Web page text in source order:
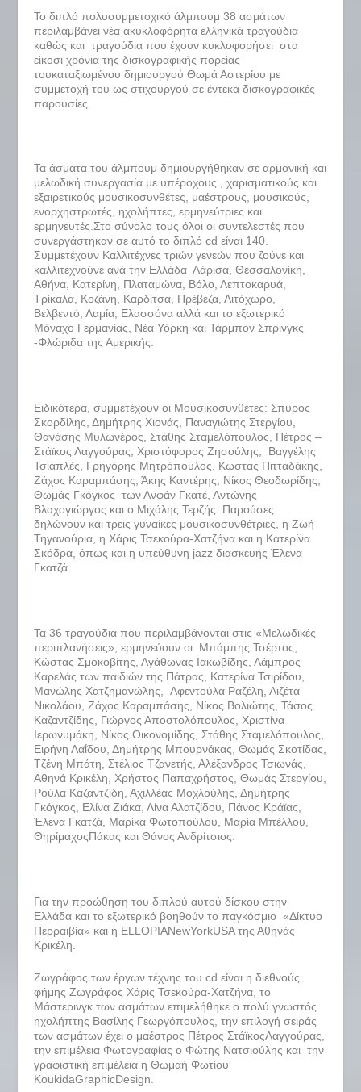
Το διπλό πολυσυμμετοχικό άλμπουμ 38 ασμάτων
περιλαμβάνει νέα ακυκλοφόρητα ελληνικά τραγούδια
καθώς και τραγούδια που έχουν κυκλοφορήσει στα
είκοσι χρόνια της δισκογραφικής πορείας
τουκαταξιωμένου δημιουργού Θωμά Αστερίου με
συμμετοχή του ως στιχουργού σε έντεκα δισκογραφικές
παρουσίες.
Τα άσματα του άλμπουμ δημιουργήθηκαν σε αρμονική και
μελωδική συνεργασία με υπέροχους , χαρισματικούς και
εξαιρετικούς μουσικοσυνθέτες, μαέστρους, μουσικούς,
ενορχηστρωτές, ηχολήπτες, ερμηνεύτριες και
ερμηνευτές.Στο σύνολο τους όλοι οι συντελεστές που
συνεργάστηκαν σε αυτό το διπλό cd είναι 140.
Συμμετέχουν Καλλιτέχνες τριών γενεών που ζούνε και
καλλιτεχνούνε ανά την Ελλάδα Λάρισα, Θεσσαλονίκη,
Αθήνα, Κατερίνη, Πλαταμώνα, Βόλο, Λεπτοκαρυά,
Τρίκαλα, Κοζάνη, Καρδίτσα, Πρέβεζα, Λιτόχωρο,
Βελβεντό, Λαμία, Ελασσόνα αλλά και το εξωτερικό
Μόναχο Γερμανίας, Νέα Υόρκη και Τάρμπον Σπρίνγκς
-Φλώριδα της Αμερικής.
Ειδικότερα, συμμετέχουν οι Μουσικοσυνθέτες: Σπύρος
Σκορδίλης, Δημήτρης Χιονάς, Παναγιώτης Στεργίου,
Θανάσης Μυλωνέρος, Στάθης Σταμελόπουλος, Πέτρος –
Στάϊκος Λαγγούρας, Χριστόφορος Ζησούλης, Βαγγέλης
Τσιαπλές, Γρηγόρης Μητρόπουλος, Κώστας Πιτταδάκης,
Ζάχος Καραμπάσης, Άκης Καντέρης, Νίκος Θεοδωρίδης,
Θωμάς Γκόγκος των Ανφάν Γκατέ, Αντώνης
Βλαχογιώργος και ο Μιχάλης Τερζής. Παρούσες
δηλώνουν και τρεις γυναίκες μουσικοσυνθέτριες, η Ζωή
Τηγανούρια, η Χάρις Τσεκούρα-Χατζήνα και η Κατερίνα
Σκόδρα, όπως και η υπεύθυνη jazz διασκευής Έλενα
Γκατζά.
Τα 36 τραγούδια που περιλαμβάνονται στις «Μελωδικές
περιπλανήσεις», ερμηνεύουν οι: Μπάμπης Τσέρτος,
Κώστας Σμοκοβίτης, Αγάθωνας Ιακωβίδης, Λάμπρος
Καρελάς των παιδιών της Πάτρας, Κατερίνα Τσιρίδου,
Μανώλης Χατζημανώλης, Αφεντούλα Ραζέλη, Λιζέτα
Νικολάου, Ζάχος Καραμπάσης, Νίκος Βολιώτης, Τάσος
Καζαντζίδης, Γιώργος Αποστολόπουλος, Χριστίνα
Ιερωνυμάκη, Νίκος Οικονομίδης, Στάθης Σταμελόπουλος,
Ειρήνη Λαΐδου, Δημήτρης Μπουρνάκας, Θωμάς Σκοτίδας,
Τζένη Μπάτη, Στέλιος Τζανετής, Αλέξανδρος Τσιωνάς,
Αθηνά Κρικέλη, Χρήστος Παπαχρήστος, Θωμάς Στεργίου,
Ρούλα Καζαντζίδη, Αχιλλέας Μοχλούλης, Δημήτρης
Γκόγκος, Ελίνα Ζιάκα, Λίνα Αλατζίδου, Πάνος Κράϊας,
Έλενα Γκατζά, Μαρίκα Φωτοπούλου, Μαρία Μπέλλου,
ΘηρίμαχοςΠάκας και Θάνος Ανδρίτσιος.
Για την προώθηση του διπλού αυτού δίσκου στην
Ελλάδα και το εξωτερικό βοηθούν το παγκόσμιο «Δίκτυο
Περραιβία» και η ELLOPIANewYorkUSA της Αθηνάς
Κρικέλη.
Ζωγράφος των έργων τέχνης του cd είναι η διεθνούς
φήμης Ζωγράφος Χάρις Τσεκούρα-Χατζήνα, το
Μάστερινγκ των ασμάτων επιμελήθηκε ο πολύ γνωστός
ηχολήπτης Βασίλης Γεωργόπουλος, την επιλογή σειράς
των ασμάτων έχει ο μαέστρος Πέτρος ΣτάϊκοςΛαγγούρας,
την επιμέλεια Φωτογραφίας ο Φώτης Νατσιούλης και την
γραφιστική επιμέλεια η Θωμαή Φωτίου
KoukidaGraphicDesign.